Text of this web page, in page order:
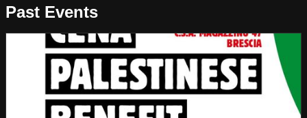
Past Events